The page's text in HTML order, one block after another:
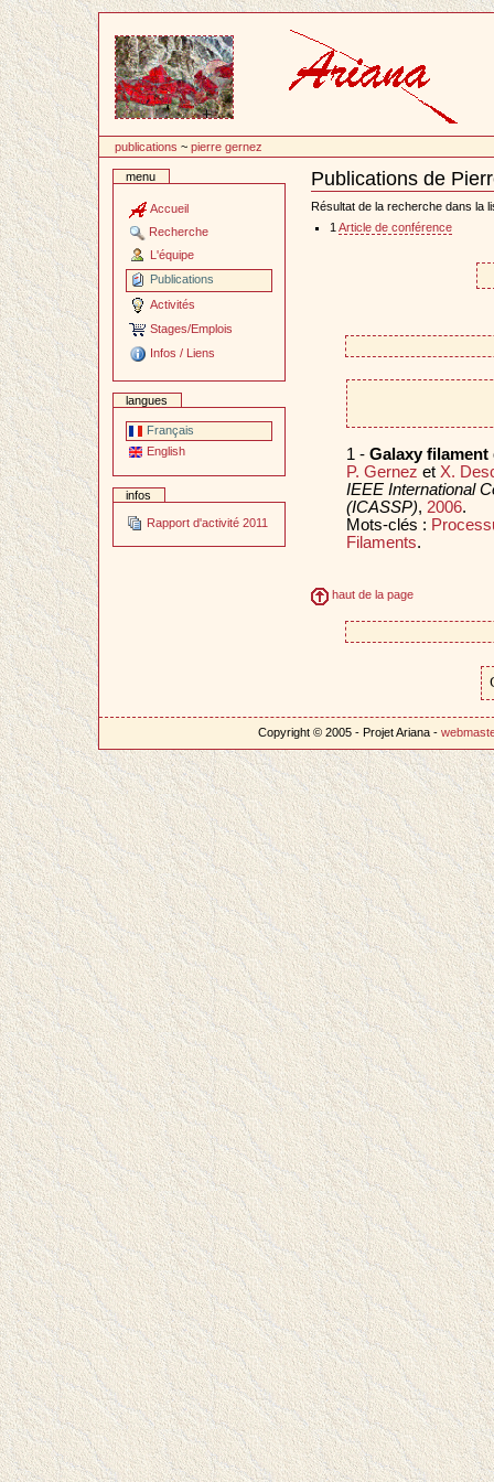
contenu
publications ~pierre gernez
menu
Accueil
Recherche
L'équipe
Publications
Activités
Stages/Emplois
Infos / Liens
langues
Français
English
infos
Rapport d'activité 2011
Publications de
Document
Actions
Résultat de la recherche dans la
1 Article de conférence
1 - Galaxy
P. Gernez et X.
IEEE International
(ICASSP), 2006.
Mots-clés :
Filaments.
haut de la page
Copyright © 2005 - Projet Ariana -